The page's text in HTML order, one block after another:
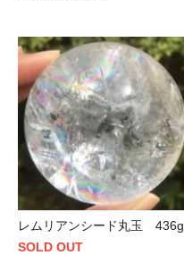
レムリアンシード丸玉 436g
SOLD OUT